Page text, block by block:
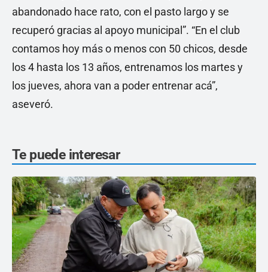
abandonado hace rato, con el pasto largo y se
recuperó gracias al apoyo municipal”. “En el club
contamos hoy más o menos con 50 chicos, desde
los 4 hasta los 13 años, entrenamos los martes y
los jueves, ahora van a poder entrenar acá”,
aseveró.
Te puede interesar